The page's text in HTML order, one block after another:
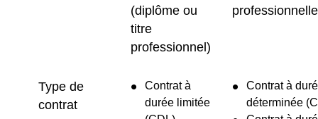
(diplôme ou
titre
professionnel)
Type de
contrat
Contrat à
durée limitée
Contrat à
déterminée